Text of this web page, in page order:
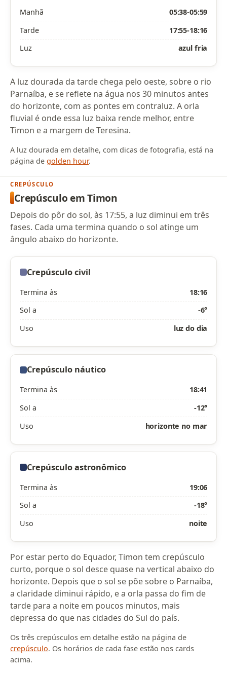
Manhã
05:38-05:59
Tarde
17:55-18:16
Luz
azul fria
A luz dourada da tarde chega pelo oeste, sobre o rio
Parnaíba, e se reflete na água nos 30 minutos antes
do horizonte, com as pontes em contraluz. A orla
fluvial é onde essa luz baixa rende melhor, entre
Timon e a margem de Teresina.
A luz dourada em detalhe, com dicas de fotografia, está na
página degolden hour.
CREPÚSCULO
Crepúsculo em Timon
Depois do pôr do sol, às 17:55, a luz diminui em três
fases. Cada uma termina quando o sol atinge um
ângulo abaixo do horizonte.
Crepúsculo civil
Termina às
18:16
Sol a
-6°
Uso
luz do dia
Crepúsculo náutico
Termina às
18:41
Sol a
-12°
Uso
horizonte no mar
Crepúsculo astronômico
Termina às
19:06
Sol a
-18°
Uso
noite
Por estar perto do Equador, Timon tem crepúsculo
curto, porque o sol desce quase na vertical abaixo do
horizonte. Depois que o sol se põe sobre o Parnaíba,
a claridade diminui rápido, e a orla passa do fim de
tarde para a noite em poucos minutos, mais
depressa do que nas cidades do Sul do país.
Os três crepúsculos em detalhe estão na página de
crepúsculo. Os horários de cada fase estão nos cards
acima.